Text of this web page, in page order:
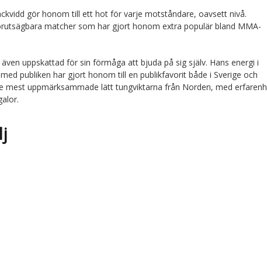
gör honom till ett hot för varje motståndare, oavsett nivå.
matcher som har gjort honom extra populär bland MMA-
uppskattad för sin förmåga att bjuda på sig själv. Hans energi i
publiken har gjort honom till en publikfavorit både i Sverige och
mest uppmärksammade lätt tungviktarna från Norden, med